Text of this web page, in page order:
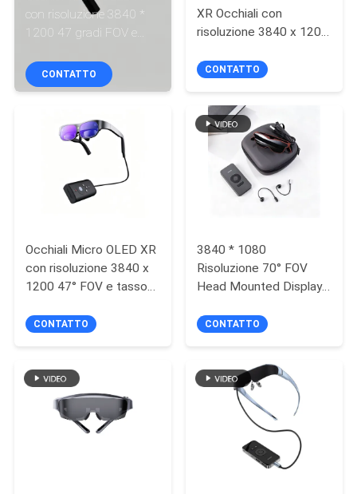
CONTROLLO
QUALITÀ
NOTIZIE
UNA
CITAZIONE
SHOPPING
MAPPA
con risoluzione 3840 *
1200 47 gradi FOV e
CONTATTO
XR Occhiali con
risoluzione 3840 x 1200
CONTATTO
Occhiali Micro OLED XR
con risoluzione 3840 x
1200 47° FOV e tasso
CONTATTO
3840 * 1080
Risoluzione 70° FOV
Head Mounted Display
Diopter - AR Smart
CONTATTO